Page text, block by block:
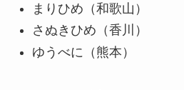
まりひめ（和歌山）
さぬきひめ（香川）
ゆうべに（熊本）